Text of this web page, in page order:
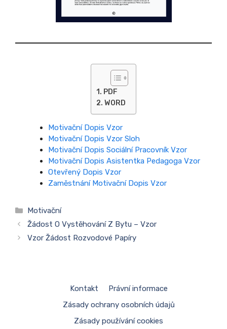
PDF
WORD
Motivační Dopis Vzor
Motivační Dopis Vzor Sloh
Motivační Dopis Sociální Pracovník Vzor
Motivační Dopis Asistentka Pedagoga Vzor
Otevřený Dopis Vzor
Zaměstnání Motivační Dopis Vzor
Rubriky
Motivační
Žádost O Vystěhování Z Bytu – Vzor
Vzor Žádost Rozvodové Papíry
Kontakt
Právní informace
Zásady ochrany osobních údajů
Zásady používání cookies